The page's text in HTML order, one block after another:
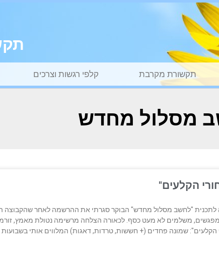
תקשורת מקרבת קלפי רגשות וצרכים
מסלול מחדש
הקלעים"
לתכנית "לחשב מסלול מחדש" הבוקר סגרתי את ההרשמה לאחר שהקבוצה
משלמים לא מעט כסף. לכאורה הצלחה מרשימה נטולת מאמץ,
שמונה פחדים (+ חששות, טרדות, דאגות) המלווים אותי בשבועות